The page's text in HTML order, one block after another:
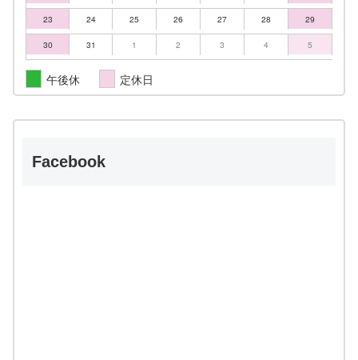
23 24 25 26 27 28 29
30 31 1 2 3 4 5
午後休 定休日
Facebook